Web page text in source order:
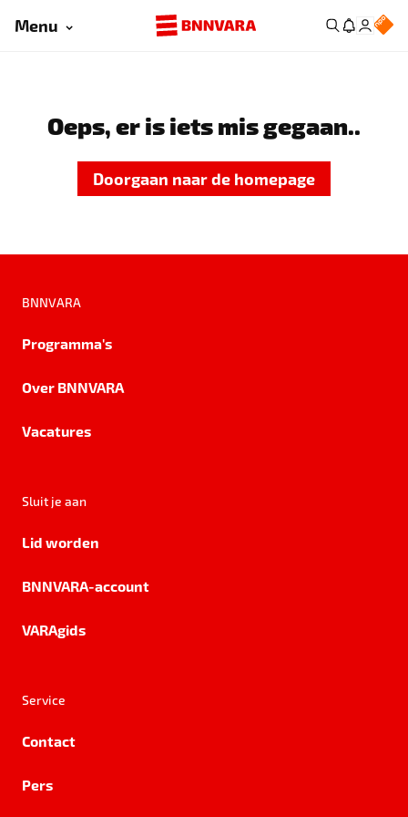
Menu
Oeps, er is iets mis gegaan..
Doorgaan naar de homepage
BNNVARA
Programma's
Over BNNVARA
Vacatures
Sluit je aan
Lid worden
BNNVARA-account
VARAgids
Service
Contact
Pers